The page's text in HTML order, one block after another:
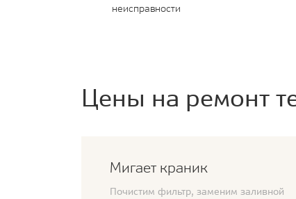
неисправности
Цены на ремонт
Мигает краник
Почистим фильтр, заменим заливной